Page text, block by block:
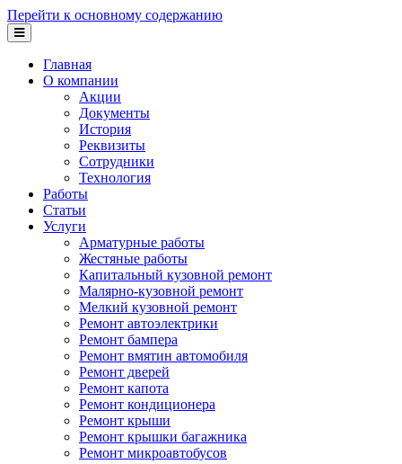
Перейти к основному содержанию
Главная
О компании
Акции
Документы
История
Реквизиты
Сотрудники
Технология
Работы
Статьи
Услуги
Арматурные работы
Жестяные работы
Капитальный кузовной ремонт
Малярно-кузовной ремонт
Мелкий кузовной ремонт
Ремонт автоэлектрики
Ремонт бампера
Ремонт вмятин автомобиля
Ремонт дверей
Ремонт капота
Ремонт кондиционера
Ремонт крыши
Ремонт крышки багажника
Ремонт микроавтобусов